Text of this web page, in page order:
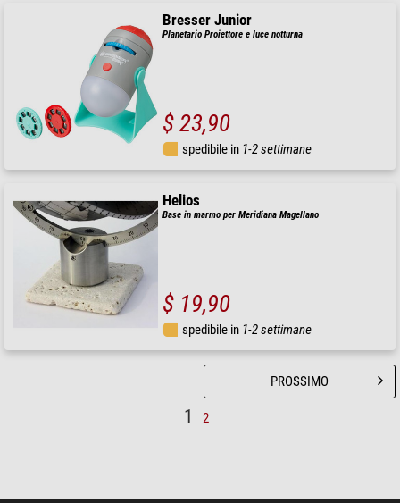
Bresser Junior
Planetario Proiettore e luce notturna
$ 23,90
spedibile in 1-2 settimane
Helios
Base in marmo per Meridiana Magellano
$ 19,90
spedibile in 1-2 settimane
1 2
PROSSIMO